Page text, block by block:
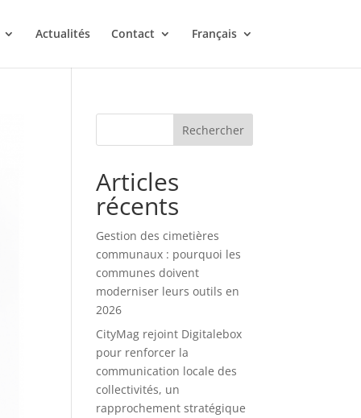
Actualités Contact Français
Rechercher
Articles
récents
Gestion des cimetières
communaux : pourquoi les
communes doivent
moderniser leurs outils en
2026
CityMag rejoint Digitalebox
pour renforcer la
communication locale des
collectivités, un
rapprochement stratégique